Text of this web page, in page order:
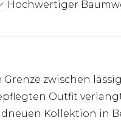
Hochwertiger
zwischen
Outfit
Kollektion in